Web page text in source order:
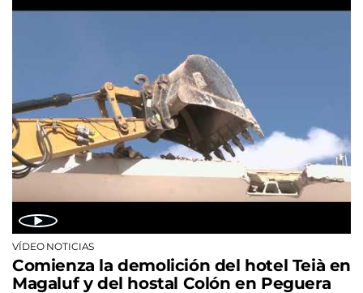
VÍDEO NOTICIAS
Comienza la demolición del hotel Teià en
Magaluf y del hostal Colón en Peguera